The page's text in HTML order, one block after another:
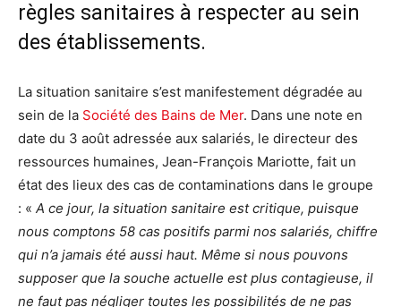
règles sanitaires à respecter au sein
des établissements.
La situation sanitaire s’est manifestement dégradée au
sein de la Société des Bains de Mer. Dans une note en
date du 3 août adressée aux salariés, le directeur des
ressources humaines, Jean-François Mariotte, fait un
état des lieux des cas de contaminations dans le groupe
: « A ce jour, la situation sanitaire est critique, puisque
nous comptons 58 cas positifs parmi nos salariés, chiffre
qui n’a jamais été aussi haut. Même si nous pouvons
supposer que la souche actuelle est plus contagieuse, il
ne faut pas négliger toutes les possibilités de ne pas